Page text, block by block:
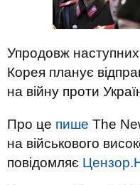
Упродовж наступних
Корея планує
на війну проти
Про це пише The
на військового
повідомляє